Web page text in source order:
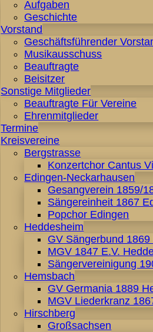
Aufgaben
Geschichte
Vorstand
Geschäftsführender
Musikausschuss
Beauftragte
Beisitzer
Sonstige Mitglieder
Beauftragte Für Vereine
Ehrenmitglieder
Termine
Kreisvereine
Bergstrasse
Konzertchor Cantus
Edingen-Neckarhausen
Gesangverein 1859/
Sängereinheit 1867
Popchor Edingen
Heddesheim
GV Sängerbund
MGV 1847 E.V.
Sängervereinigung
Hemsbach
GV Germania 1889
MGV Liederkranz
Hirschberg
Großsachsen